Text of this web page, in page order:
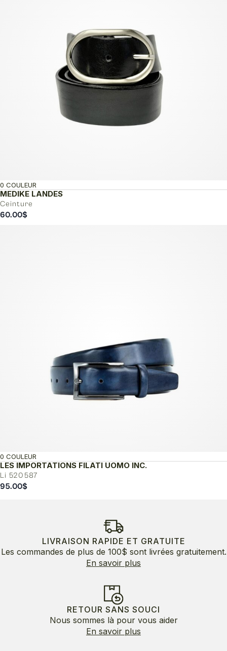
MEDIKE LANDES
Ceinture
0 COULEUR
60.00$
LES IMPORTATIONS FILATI UOMO INC.
Li 520587
0 COULEUR
95.00$
LIVRAISON RAPIDE ET GRATUITE
Les commandes de plus de 100$ sont livrées gratuitement.
En savoir plus
RETOUR SANS SOUCI
Nous sommes là pour vous aider
En savoir plus